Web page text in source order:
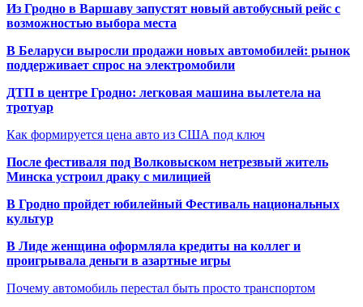
Из Гродно в Варшаву запустят новый автобусный рейс с
возможностью выбора места
В Беларуси выросли продажи новых автомобилей: рынок
поддерживает спрос на электромобили
ДТП в центре Гродно: легковая машина вылетела на
тротуар
Как формируется цена авто из США под ключ
После фестиваля под Волковыском нетрезвый житель
Минска устроил драку с милицией
В Гродно пройдет юбилейный Фестиваль национальных
культур
В Лиде женщина оформляла кредиты на коллег и
проигрывала деньги в азартные игры
Почему автомобиль перестал быть просто транспортом